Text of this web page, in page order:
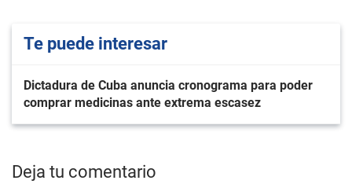
Te puede interesar
Dictadura de Cuba anuncia cronograma para poder
comprar medicinas ante extrema escasez
Deja tu comentario